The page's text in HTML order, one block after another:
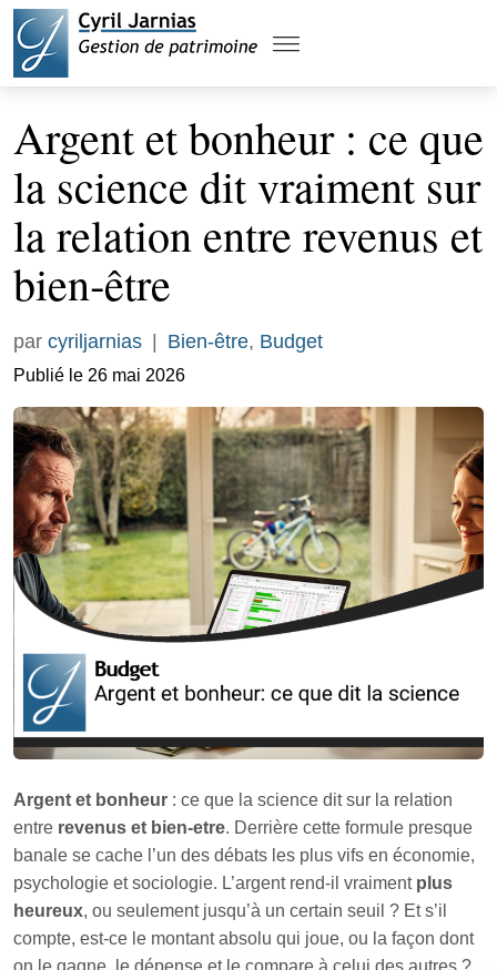
Argent et bonheur : ce que
la science dit vraiment sur
la relation entre revenus et
bien‑être
par cyriljarnias Bien-être, Budget
Publié le 26 mai 2026
Argent et bonheur : ce que la science dit sur la relation
entre revenus et bien-etre. Derrière cette formule presque
banale se cache l’un des débats les plus vifs en économie,
psychologie et sociologie. L’argent rend‑il vraiment plus
heureux, ou seulement jusqu’à un certain seuil ? Et s’il
compte, est‑ce le montant absolu qui joue, ou la façon dont
on le gagne, le dépense et le compare à celui des autres ?